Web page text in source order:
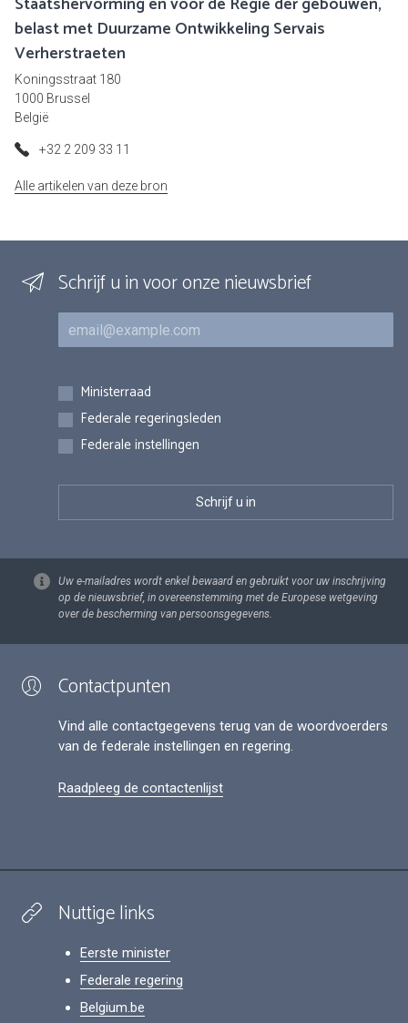
belast met Duurzame Ontwikkeling Servais
Verherstraeten
Koningsstraat 180
1000 Brussel
België
+32 2 209 33 11
Alle artikelen van deze bron
Schrijf u in voor onze nieuwsbrief
E-mail
Inschrijvingen
Ministerraad
Federale regeringsleden
Federale instellingen
Uw e-mailadres wordt enkel bewaard en gebruikt voor uw inschrijving
op de nieuwsbrief, in overeenstemming met de Europese wetgeving
over de bescherming van persoonsgegevens.
Contactpunten
Vind alle contactgegevens terug van de woordvoerders
van de federale instellingen en regering.
Raadpleeg de contactenlijst
Nuttige links
Eerste minister
Federale regering
Belgium.be